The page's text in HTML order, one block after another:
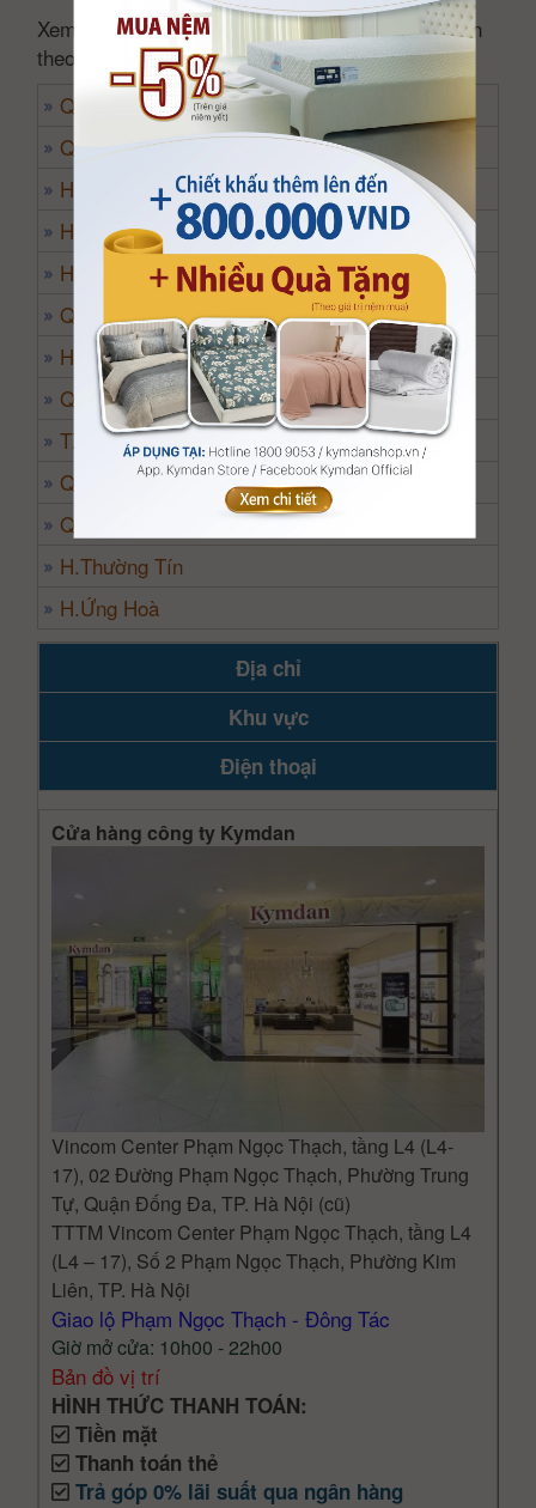
Xem nhanh danh sách cửa hàng và đại lý Kymdan
theo từng Quận, Huyện tạiHà Nội
Q.Đống Đa
Q.Bắc Từ Liêm
H.Chương Mỹ
H.Đông Anh
H.Gia Lâm
Q.Hà Đông
H.Hoài Đức
Q.Long Biên
TX.Sơn Tây
Q.Tây Hồ
Q.Thanh Xuân
H.Thường Tín
H.Ứng Hoà
Địa chỉ
Khu vực
Điện thoại
Cửa hàng công ty Kymdan
Vincom Center Phạm Ngọc Thạch, tầng L4 (L4-
17), 02 Đường Phạm Ngọc Thạch, Phường Trung
Tự, Quận Đống Đa, TP. Hà Nội (cũ)
TTTM Vincom Center Phạm Ngọc Thạch, tầng L4
(L4 – 17), Số 2 Phạm Ngọc Thạch, Phường Kim
Liên, TP. Hà Nội
Giao lộ Phạm Ngọc Thạch - Đông Tác
Giờ mở cửa: 10h00 - 22h00
Bản đồ vị trí
HÌNH THỨC THANH TOÁN:
Tiền mặt
Thanh toán thẻ
Trả góp 0% lãi suất qua ngân hàng